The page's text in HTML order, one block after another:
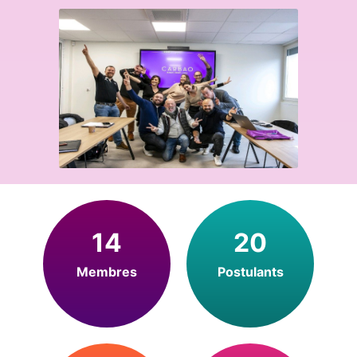
14
Membres
20
Postulants